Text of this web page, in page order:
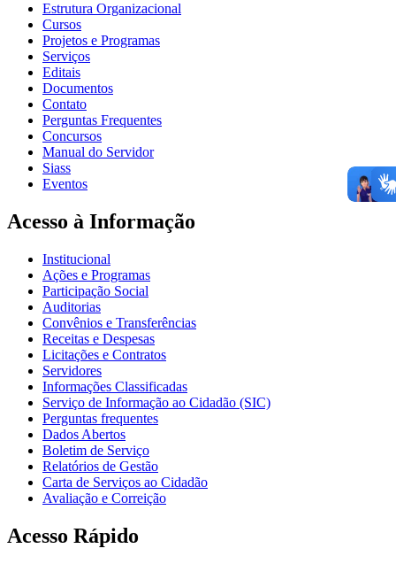
Estrutura Organizacional
Cursos
Projetos e Programas
Serviços
Editais
Documentos
Contato
Perguntas Frequentes
Concursos
Manual do Servidor
Siass
Eventos
Acesso à Informação
Institucional
Ações e Programas
Participação Social
Auditorias
Convênios e Transferências
Receitas e Despesas
Licitações e Contratos
Servidores
Informações Classificadas
Serviço de Informação ao Cidadão (SIC)
Perguntas frequentes
Dados Abertos
Boletim de Serviço
Relatórios de Gestão
Carta de Serviços ao Cidadão
Avaliação e Correição
Acesso Rápido